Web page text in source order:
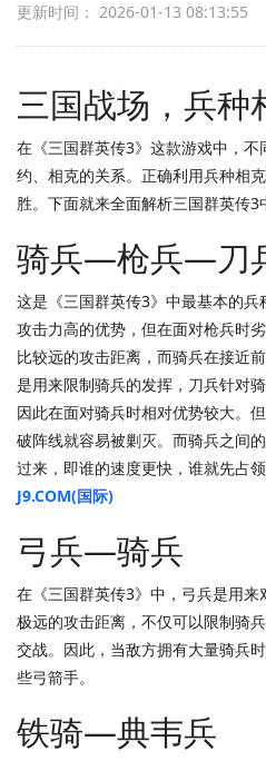
更新时间： 2026-01-13 08:13:55
三国战场，兵种
在《三国群英传3》这款游戏中，
约、相克的关系。正确利用兵种相
胜。下面就来全面解析三国群英传3
骑兵—枪兵—刀
这是《三国群英传3》中最基本的兵
攻击力高的优势，但在面对枪兵时
比较远的攻击距离，而骑兵在接近
是用来限制骑兵的发挥，刀兵针对
因此在面对骑兵时相对优势较大。
破阵线就容易被剿灭。而骑兵之间
过来，即谁的速度更快，谁就先占领
J9.COM(国际)
弓兵—骑兵
在《三国群英传3》中，弓兵是用
极远的攻击距离，不仅可以限制骑
交战。因此，当敌方拥有大量骑兵
些弓箭手。
铁骑—典韦兵